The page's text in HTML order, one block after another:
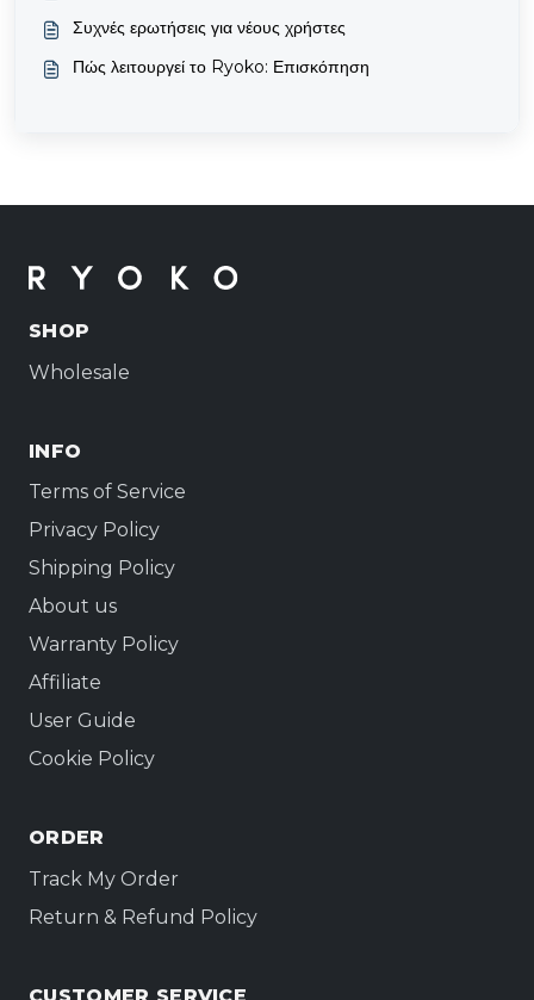
Συχνές ερωτήσεις για νέους χρήστες
Πώς λειτουργεί το Ryoko: Επισκόπηση
SHOP
Wholesale
INFO
Terms of Service
Privacy Policy
Shipping Policy
About us
Warranty Policy
Affiliate
User Guide
Cookie Policy
ORDER
Track My Order
Return & Refund Policy